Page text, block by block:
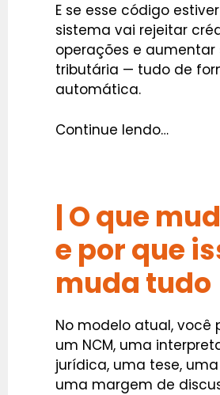
E se esse código
sistema vai rejeitar
operações e
tributária — tudo de
automática.
Continue lendo…
| O que
e por que
muda tudo
No modelo atual, você
um NCM, uma
jurídica, uma tese,
uma margem de